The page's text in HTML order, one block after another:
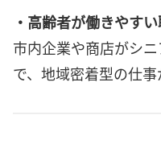
・高齢者が働きやす
市内企業や商店がシ
で、地域密着型の仕事